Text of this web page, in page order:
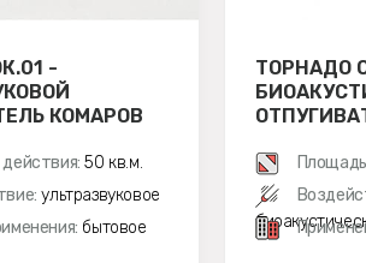
-
КОМАРОВ
50 кв.м.
ультразвуковое
бытовое
ТОРНАДО